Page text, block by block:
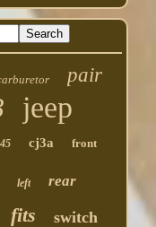
pair
jeep
cj3a front
left rear
fits switch